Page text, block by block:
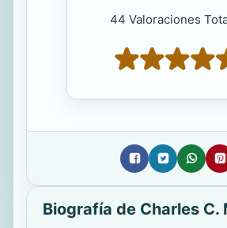
44 Valoraciones
Biografía de Charles C.